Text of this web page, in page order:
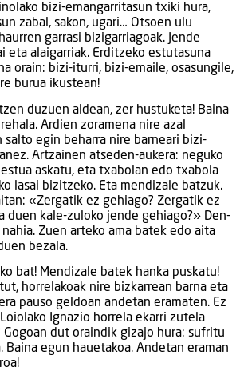
bizi-emangarritasun txiki hura,
zabal, sakon, ugari… Otsoen ulu
garrasi bizigarriagoak. Jende
eta alaigarriak. Erditzeko estutasuna
orain: bizi-iturri, bizi-emaile, osasungile,
burua ikustean!
duzuen aldean, zer hustuketa! Baina
Ardien zoramena nire azal
salto egin beharra nire barneari bizi-
Artzainen atseden-aukera: neguko
askatu, eta txabolan edo txabola
lasai bizitzeko. Eta mendizale batzuk.
«Zergatik ez gehiago? Zergatik ez
duen kale-zuloko jende gehiago?» Den-
Zuen arteko ama batek edo aita
bezala.
bat! Mendizale batek hanka puskatu!
horrelakoak nire bizkarrean barna eta
pauso geldoan andetan eramaten. Ez
Ignazio horrela ekarri zutela
Gogoan dut oraindik gizajo hura: sufritu
Baina egun hauetakoa. Andetan eraman